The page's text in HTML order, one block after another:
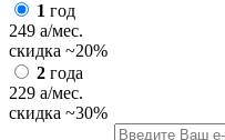
1 год
249 a/мес.
скидка ~20%
2 года
229 a/мес.
скидка ~30%